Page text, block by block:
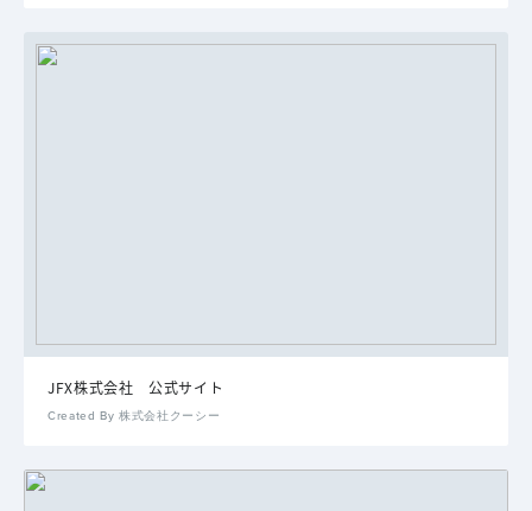
JFX株式会社 公式サイト
Created By 株式会社クーシー